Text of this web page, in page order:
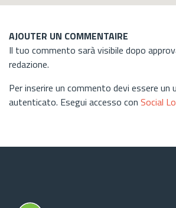
AJOUTER UN COMMENTAIRE
Il tuo commento sarà visibile dopo
redazione.
Per inserire un commento devi essere un
autenticato. Esegui accesso con Social